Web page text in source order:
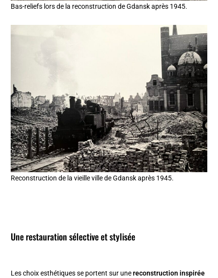
Bas-reliefs lors de la reconstruction de Gdansk après 1945.
Reconstruction de la vieille ville de Gdansk après 1945.
Une restauration sélective et stylisée
Les choix esthétiques se portent sur unereconstruction inspirée